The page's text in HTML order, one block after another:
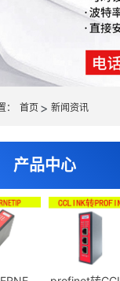
首页 新闻资讯
产品中心